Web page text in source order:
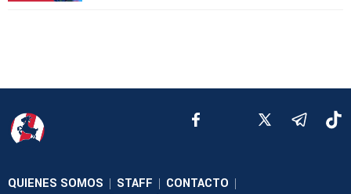
QUIENES SOMOS | STAFF | CONTACTO |